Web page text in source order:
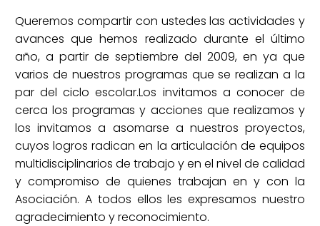
Queremos compartir con ustedes las actividades y
avances que hemos realizado durante el último
año, a partir de septiembre del 2009, en ya que
varios de nuestros programas que se realizan a la
par del ciclo escolar.Los invitamos a conocer de
cerca los programas y acciones que realizamos y
los invitamos a asomarse a nuestros proyectos,
cuyos logros radican en la articulación de equipos
multidisciplinarios de trabajo y en el nivel de calidad
y compromiso de quienes trabajan en y con la
Asociación. A todos ellos les expresamos nuestro
agradecimiento y reconocimiento.